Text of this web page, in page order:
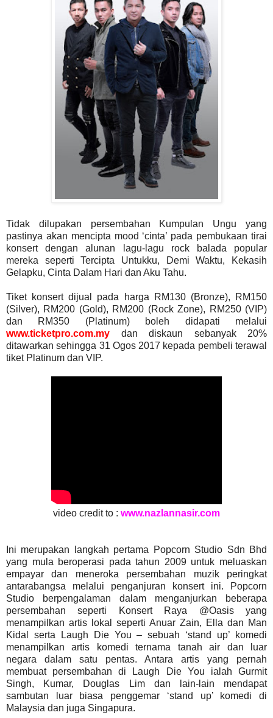
Tidak dilupakan persembahan Kumpulan Ungu yang
pastinya akan mencipta mood ‘cinta’ pada pembukaan tirai
konsert dengan alunan lagu-lagu rock balada popular
mereka seperti Tercipta Untukku, Demi Waktu, Kekasih
Gelapku, Cinta Dalam Hari dan Aku Tahu.
Tiket konsert dijual pada harga RM130 (Bronze), RM150
(Silver), RM200 (Gold), RM200 (Rock Zone), RM250 (VIP)
dan RM350 (Platinum) boleh didapati melalui
www.ticketpro.com.my dan diskaun sebanyak 20%
ditawarkan sehingga 31 Ogos 2017 kepada pembeli terawal
tiket Platinum dan VIP.
video credit to : www.nazlannasir.com
Ini merupakan langkah pertama Popcorn Studio Sdn Bhd
yang mula beroperasi pada tahun 2009 untuk meluaskan
empayar dan meneroka persembahan muzik peringkat
antarabangsa melalui penganjuran konsert ini. Popcorn
Studio berpengalaman dalam menganjurkan beberapa
persembahan seperti Konsert Raya @Oasis yang
menampilkan artis lokal seperti Anuar Zain, Ella dan Man
Kidal serta Laugh Die You – sebuah ‘stand up’ komedi
menampilkan artis komedi ternama tanah air dan luar
negara dalam satu pentas. Antara artis yang pernah
membuat persembahan di Laugh Die You ialah Gurmit
Singh, Kumar, Douglas Lim dan lain-lain mendapat
sambutan luar biasa penggemar ‘stand up’ komedi di
Malaysia dan juga Singapura.